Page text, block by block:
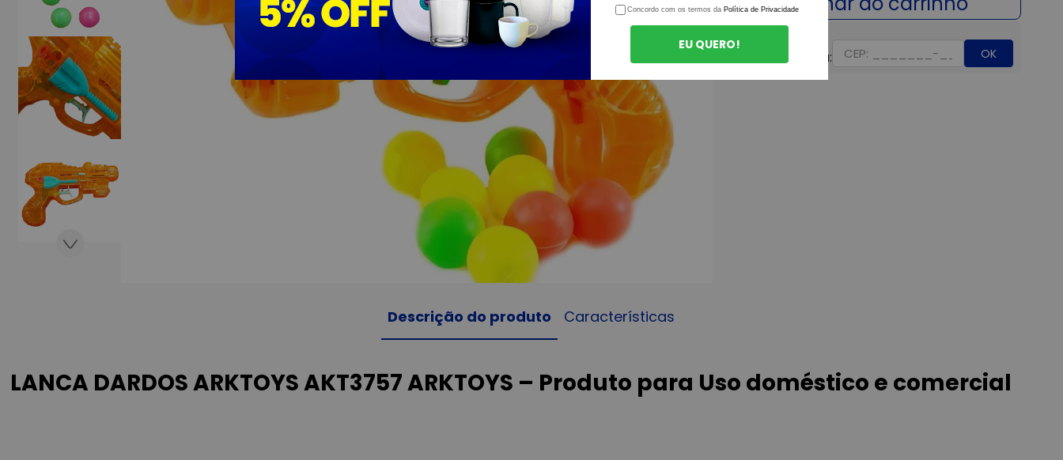
OK
Descrição do produto Características
LANCA DARDOS ARKTOYS AKT3757 ARKTOYS – Produto para Uso doméstico e comercial
Concordo com os termos da Política de Privacidade
EU QUERO!